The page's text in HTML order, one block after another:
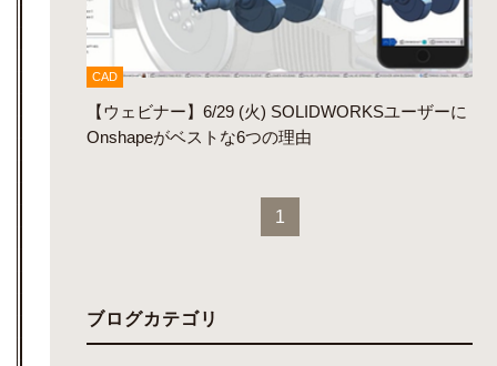
CAD
【ウェビナー】6/29 (火) SOLIDWORKSユーザーに
Onshapeがベストな6つの理由
1
ブログカテゴリ